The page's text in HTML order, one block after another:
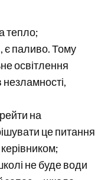
тепло;
є паливо. Тому
освітлення
незламності,
на
це питання
не буде води